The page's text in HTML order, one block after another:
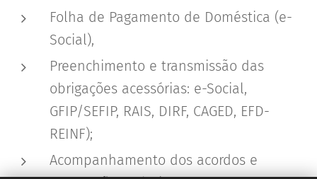
Folha de Pagamento de Doméstica (e-
Social),
Preenchimento e transmissão das
obrigações acessórias: e-Social,
GFIP/SEFIP, RAIS, DIRF, CAGED, EFD-
REINF);
Acompanhamento dos acordos e